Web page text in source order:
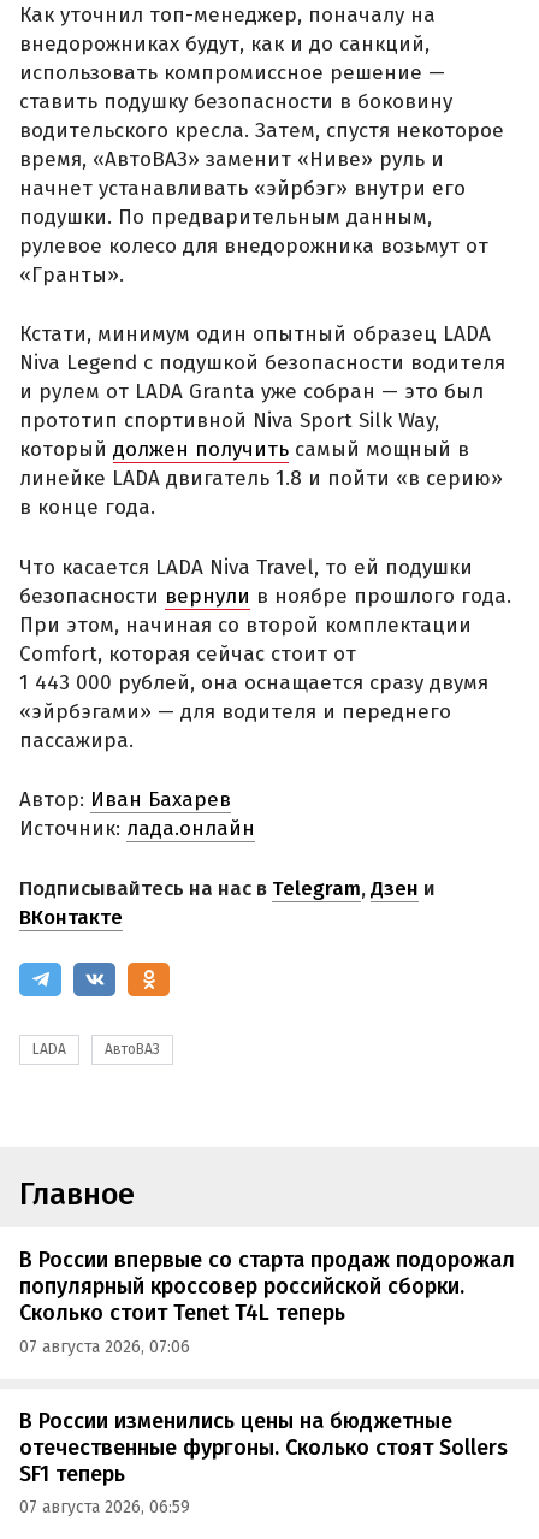
Как уточнил топ-менеджер, поначалу на
внедорожниках будут, как и до санкций,
использовать компромиссное решение —
ставить подушку безопасности в боковину
водительского кресла. Затем, спустя некоторое
время, «АвтоВАЗ» заменит «Ниве» руль и
начнет устанавливать «эйрбэг» внутри его
подушки. По предварительным данным,
рулевое колесо для внедорожника возьмут от
«Гранты».
Кстати, минимум один опытный образец LADA
Niva Legend c подушкой безопасности водителя
и рулем от LADA Granta уже собран — это был
прототип спортивной Niva Sport Silk Way,
который должен получить самый мощный в
линейке LADA двигатель 1.8 и пойти «в серию»
в конце года.
Что касается LADA Niva Travel, то ей подушки
безопасности вернули в ноябре прошлого года.
При этом, начиная со второй комплектации
Comfort, которая сейчас стоит от
1 443 000 рублей, она оснащается сразу двумя
«эйрбэгами» — для водителя и переднего
пассажира.
Автор: Иван Бахарев
Источник: лада.онлайн
Подписывайтесь на нас в Telegram,Дзен и
ВКонтакте
LADA АвтоВАЗ
Главное
В России впервые со старта продаж подорожал
популярный кроссовер российской сборки.
Сколько стоит Tenet T4L теперь
07 августа 2026, 07:06
В России изменились цены на бюджетные
отечественные фургоны. Сколько стоят Sollers
SF1 теперь
07 августа 2026, 06:59